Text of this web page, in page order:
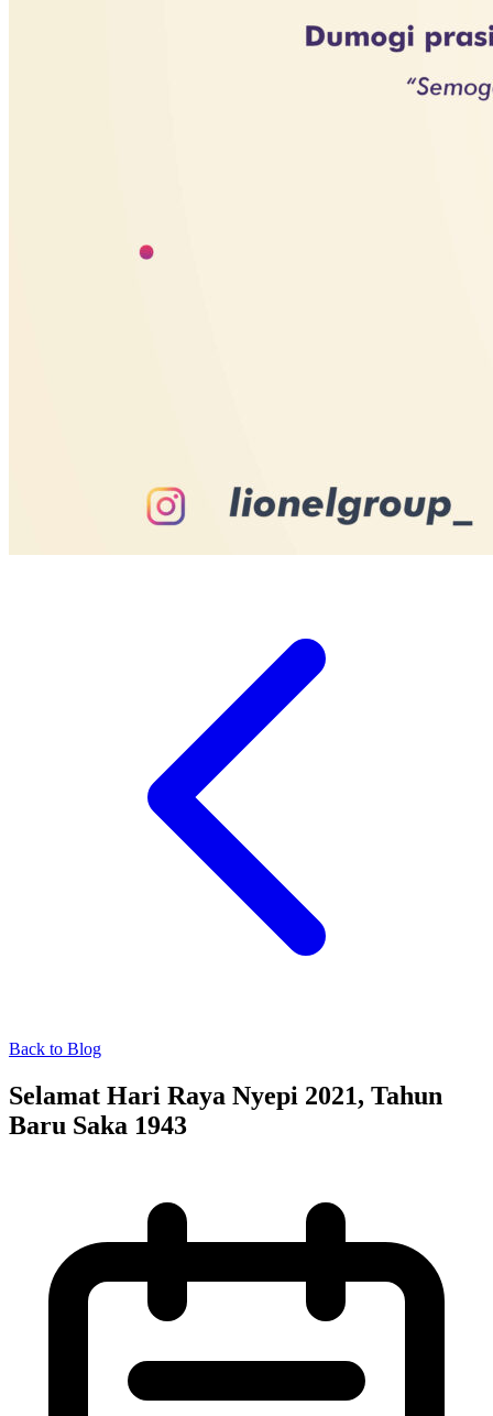
Back to Blog
Selamat Hari Raya Nyepi 2021, Tahun
Baru Saka 1943